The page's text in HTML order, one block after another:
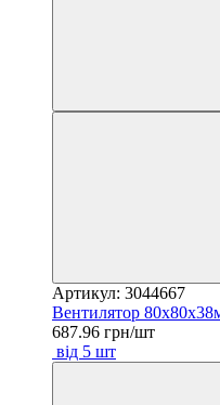
Артикул: 3044667
Вентилятор
687.96 грн/шт
від 5 шт